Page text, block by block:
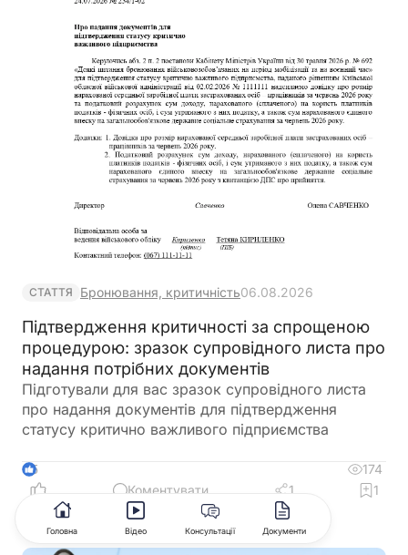
СТАТТЯ Бронювання, критичність06.08.2026
Підтвердження критичності за спрощеною
процедурою: зразок супровідного листа про
надання потрібних документів
Підготували для вас зразок супровідного листа
про надання документів для підтвердження
статусу критично важливого підприємства
5
174
Коментувати
1 1
Головна Відео Консультації Документи